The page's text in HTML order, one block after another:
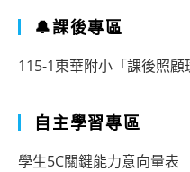
🔔課後專區
115-1東華附小「課後照
自主學習專區
學生5C關鍵能力意向量表